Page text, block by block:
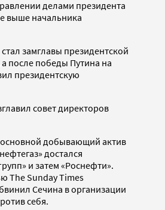
делами президента
выше начальника
замглавы президентской
после победы Путина на
президентскую
совет директоров
основной добывающий актив
достался
и затем «Роснефти».
The Sunday Times
Сечина в организации
себя.